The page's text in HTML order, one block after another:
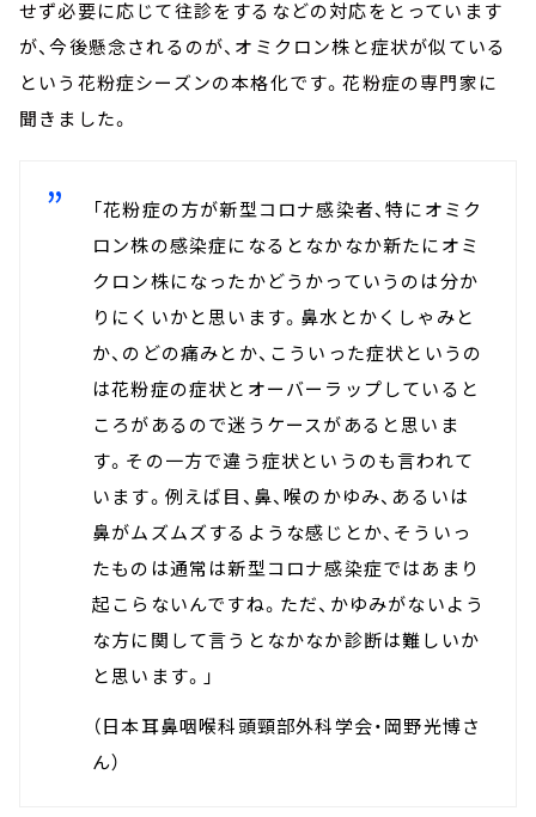
せず必要に応じて往診をするなどの対応をとっています
が、今後懸念されるのが、オミクロン株と症状が似ている
という花粉症シーズンの本格化です。花粉症の専門家に
聞きました。
「花粉症の方が新型コロナ感染者、特にオミク
ロン株の感染症になるとなかなか新たにオミ
クロン株になったかどうかっていうのは分か
りにくいかと思います。鼻水とかくしゃみと
か、のどの痛みとか、こういった症状というの
は花粉症の症状とオーバーラップしていると
ころがあるので迷うケースがあると思いま
す。その一方で違う症状というのも言われて
います。例えば目、鼻、喉のかゆみ、あるいは
鼻がムズムズするような感じとか、そういっ
たものは通常は新型コロナ感染症ではあまり
起こらないんですね。ただ、かゆみがないよう
な方に関して言うとなかなか診断は難しいか
と思います。」
（日本耳鼻咽喉科頭頸部外科学会・岡野光博さ
ん）